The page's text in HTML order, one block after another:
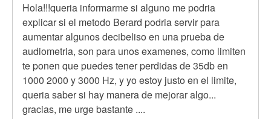
Hola!!!queria informarme si alguno me podria
explicar si el metodo Berard podria servir para
aumentar algunos decibeliso en una prueba de
audiometria, son para unos examenes, como limiten
te ponen que puedes tener perdidas de 35db en
1000 2000 y 3000 Hz, y yo estoy justo en el limite,
queria saber si hay manera de mejorar algo...
gracias, me urge bastante ....